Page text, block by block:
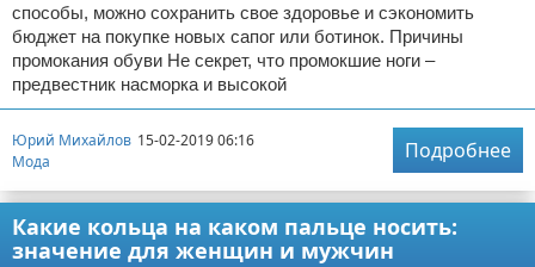
способы, можно сохранить свое здоровье и сэкономить
бюджет на покупке новых сапог или ботинок. Причины
промокания обуви Не секрет, что промокшие ноги –
предвестник насморка и высокой
Юрий Михайлов 15-02-2019 06:16
Мода
Подробнее
Какие кольца на каком пальце носить:
значение для женщин и мужчин